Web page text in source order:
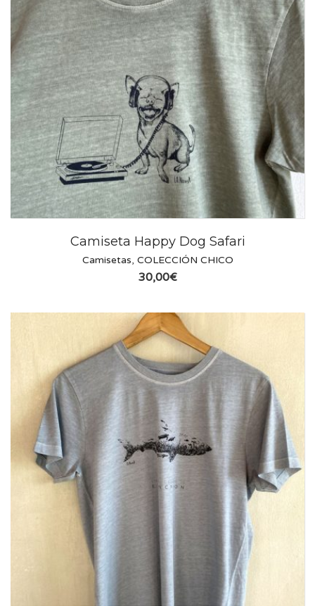
Camiseta Happy Dog Safari
Camisetas, COLECCIÓN CHICO
30,00€